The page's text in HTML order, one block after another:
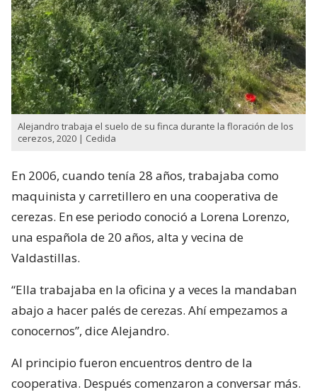
Alejandro trabaja el suelo de su finca durante la floración de los
cerezos, 2020 | Cedida
En 2006, cuando tenía 28 años, trabajaba como
maquinista y carretillero en una cooperativa de
cerezas. En ese periodo conoció a Lorena Lorenzo,
una española de 20 años, alta y vecina de
Valdastillas.
“Ella trabajaba en la oficina y a veces la mandaban
abajo a hacer palés de cerezas. Ahí empezamos a
conocernos”, dice Alejandro.
Al principio fueron encuentros dentro de la
cooperativa. Después comenzaron a conversar más.